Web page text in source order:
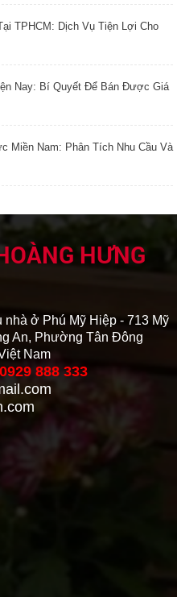
TPHCM: Dịch Vụ Tiện Lợi Cho
Nay: Bí Quyết Để Bán Được Giá
Miền Nam: Phân Tích Nhu Cầu Và
HƯNG
ở Phú Mỹ Hiệp - 713 Mỹ
An, Phường Tân Đông
Nam
888 333